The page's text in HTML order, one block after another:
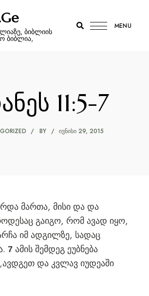
ბიბლიის
ბიბლია,
MENU
11:5-7
BY ᲘᲕᲜᲘᲡᲘ 29, 2015
მართა, მისი და და
გაიგო, რომ ავად იყო,
იმ ადგილზე, სადაც
7 ამის შემდეგ ეუბნება
და კვლავ იუდეაში